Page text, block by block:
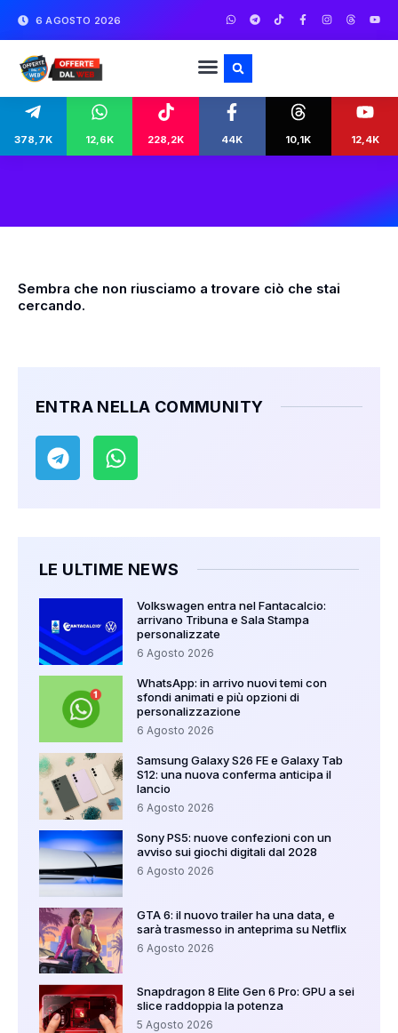
6 AGOSTO 2026
378,7K 12,6K 228,2K 44K 10,1K 12,4K
Sembra che non riusciamo a trovare ciò che stai
cercando.
ENTRA NELLA COMMUNITY
LE ULTIME NEWS
Volkswagen entra nel Fantacalcio:
arrivano Tribuna e Sala Stampa
personalizzate
6 Agosto 2026
WhatsApp: in arrivo nuovi temi con
sfondi animati e più opzioni di
personalizzazione
6 Agosto 2026
Samsung Galaxy S26 FE e Galaxy Tab
S12: una nuova conferma anticipa il
lancio
6 Agosto 2026
Sony PS5: nuove confezioni con un
avviso sui giochi digitali dal 2028
6 Agosto 2026
GTA 6: il nuovo trailer ha una data, e
sarà trasmesso in anteprima su Netflix
6 Agosto 2026
Snapdragon 8 Elite Gen 6 Pro: GPU a sei
slice raddoppia la potenza
5 Agosto 2026